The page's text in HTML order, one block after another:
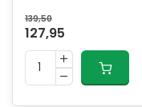
139,50
127,95